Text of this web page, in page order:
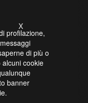
profilazione,
di più o
cookie
banner
X